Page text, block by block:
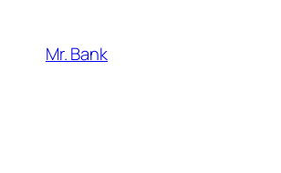
Mr. Bank